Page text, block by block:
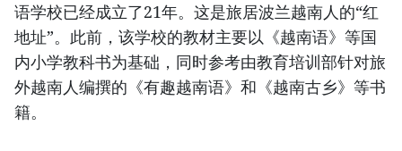
语学校已经成立了21年。这是旅居波兰越南人的“红
地址”。此前，该学校的教材主要以《越南语》等国
内小学教科书为基础，同时参考由教育培训部针对旅
外越南人编撰的《有趣越南语》和《越南古乡》等书
籍。